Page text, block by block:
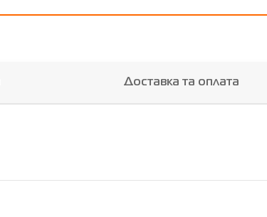
Доставка та оплата